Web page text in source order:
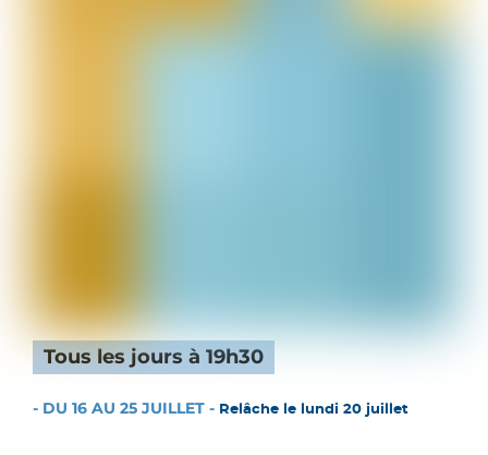
Tous les jours à 19h30
- DU 16 AU 25 JUILLET - Relâche le lundi 20 juillet